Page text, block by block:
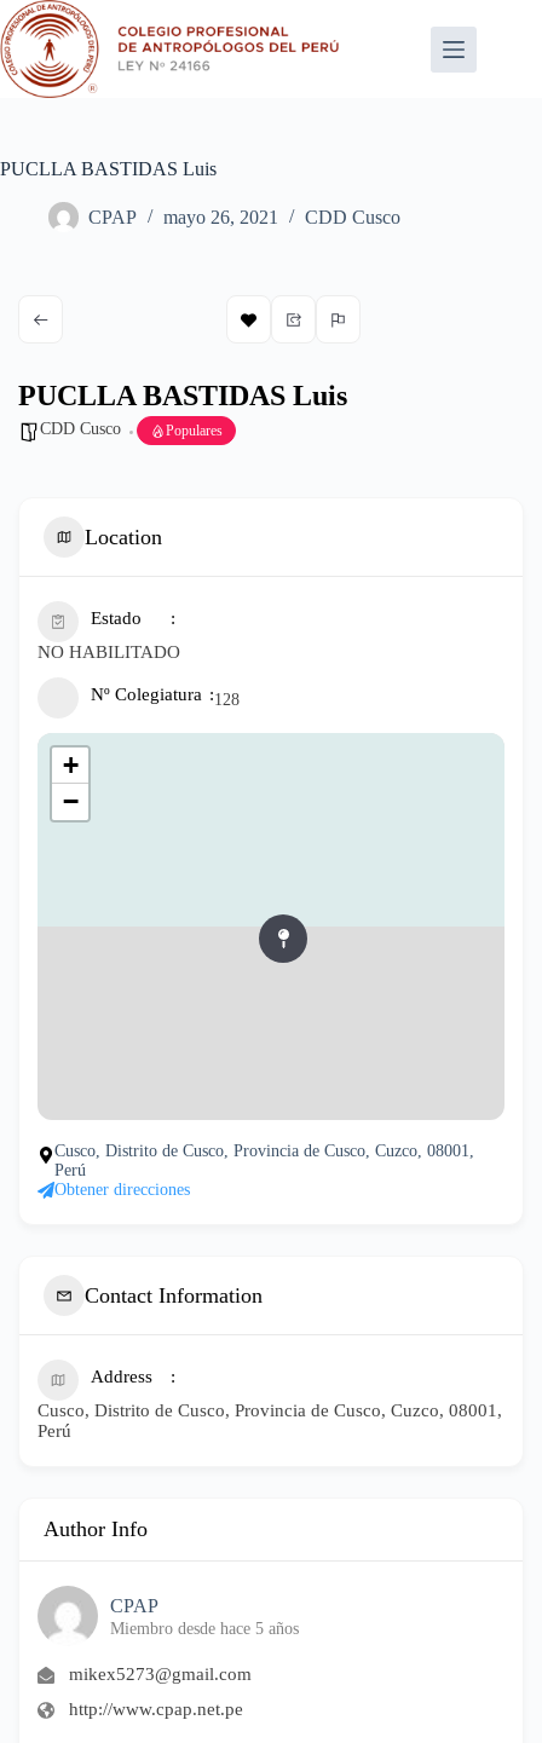
Saltar
al
contenido
PUCLLA BASTIDAS Luis
CPAP mayo 26, 2021 CDD Cusco
PUCLLA BASTIDAS Luis
CDD Cusco Populares
Location
Estado
NO HABILITADO
Nº Colegiatura 128
+
−
Cusco, Distrito de Cusco, Provincia de Cusco, Cuzco, 08001,
Perú
Obtener direcciones
Contact Information
Address
Cusco, Distrito de Cusco, Provincia de Cusco, Cuzco, 08001,
Perú
Author Info
CPAP
Miembro desde hace 5 años
mikex5273@gmail.com
http://www.cpap.net.pe